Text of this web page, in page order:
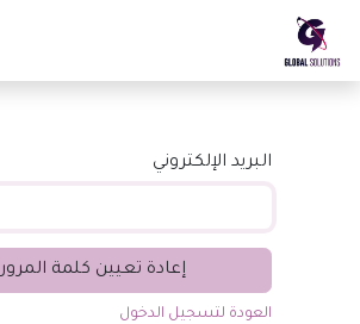
تخطي للذهاب إلى المحتوى
البريد الإلكتروني
إعادة تعيين كلمة المرور
العودة لتسجيل الدخول